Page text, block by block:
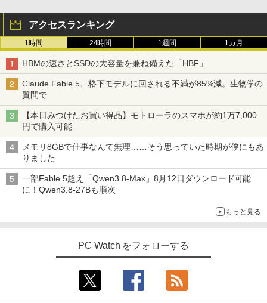
アクセスランキング
1時間 24時間 1週間 1カ月
HBMの速さとSSDの大容量を兼ね備えた「HBF」
Claude Fable 5、格下モデルに回される不満が85%減。生物学の
質問で
【本日みつけたお買い得品】モトローラのスマホが約1万7,000
円で購入可能
メモリ8GBで仕事なんて無理……そう思っていた時期が僕にもあ
りました
一部Fable 5超え「Qwen3.8-Max」8月12日ダウンロード可能
に！Qwen3.8-27Bも順次
もっと見る
PC Watch をフォローする